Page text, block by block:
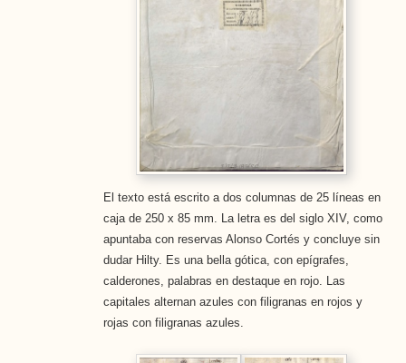
El texto está escrito a dos columnas de 25 líneas en
caja de 250 x 85 mm. La letra es del siglo XIV, como
apuntaba con reservas Alonso Cortés y concluye sin
dudar Hilty. Es una bella gótica, con epígrafes,
calderones, palabras en destaque en rojo. Las
capitales alternan azules con filigranas en rojos y
rojas con filigranas azules.